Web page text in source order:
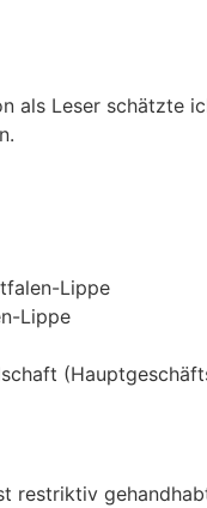
als Leser schätzte
Lippe
Lippe
restriktiv